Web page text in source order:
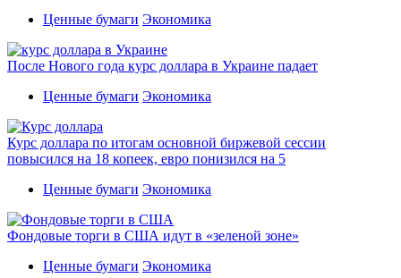
Ценные бумаги Экономика
После Нового года курс доллара в Украине падает
Ценные бумаги Экономика
Курс доллара по итогам основной биржевой сессии
повысился на 18 копеек, евро понизился на 5
Ценные бумаги Экономика
Фондовые торги в США идут в «зеленой зоне»
Ценные бумаги Экономика